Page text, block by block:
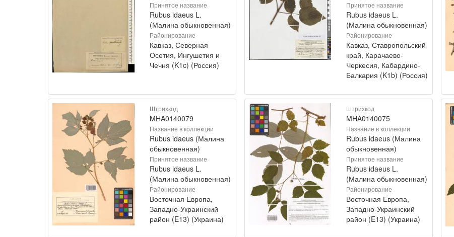
Принятое название
Rubus idaeus L.
(Малина обыкновенная)
Районирование
Кавказ, Северная
Осетия, Ингушетия и
Чечня (K1c) (Россия)
Принятое название
Rubus idaeus L.
(Малина обыкновенная)
Районирование
Кавказ, Ставропольский
край, Карачаево-
Черкесия, Кабардино-
Балкария (K1b) (Россия)
Штрихкод
MHA0140079
Название в коллекции
Rubus idaeus (Малина
обыкновенная)
Принятое название
Rubus idaeus L.
(Малина обыкновенная)
Районирование
Восточная Европа,
Западно-Украинский
район (E13) (Украина)
Штрихкод
MHA0140075
Название в коллекции
Rubus idaeus (Малина
обыкновенная)
Принятое название
Rubus idaeus L.
(Малина обыкновенная)
Районирование
Восточная Европа,
Западно-Украинский
район (E13) (Украина)